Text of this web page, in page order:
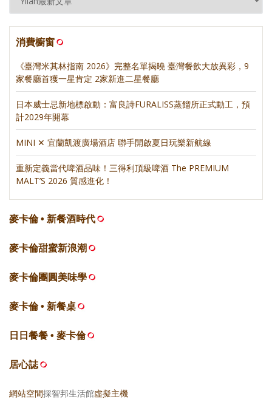
消費櫥窗
《臺灣米其林指南 2026》完整名單揭曉 臺灣餐飲大放異彩，9
家餐廳首獲一星肯定 2家新進二星餐廳
日本威士忌新地標啟動：富良詩FURALISS蒸餾所正式動工，預
計2029年開幕
MINI ✕ 宜蘭凱渡廣場酒店 聯手開啟夏日玩樂新航線
重新定義當代啤酒品味！三得利頂級啤酒 The PREMIUM
MALT’S 2026 質感進化！
麥卡倫 • 新餐酒時代
麥卡倫甜蜜新浪潮
麥卡倫團圓美味學
麥卡倫 • 新餐桌
日日餐餐 • 麥卡倫
居心誌
網站空間採智邦生活館虛擬主機